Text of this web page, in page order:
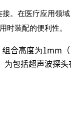
。在医疗应用领
时装配的便利性。
合高度为1mm
包括超声波探